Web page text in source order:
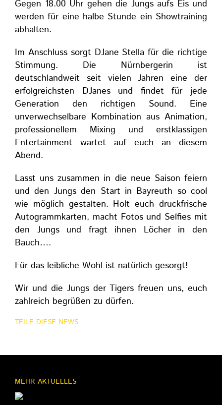
Gegen 18.00 Uhr gehen die Jungs aufs Eis und
werden für eine halbe Stunde ein Showtraining
abhalten.
Im Anschluss sorgt DJane Stella für die richtige
Stimmung. Die Nürnbergerin ist
deutschlandweit seit vielen Jahren eine der
erfolgreichsten DJanes und findet für jede
Generation den richtigen Sound. Eine
unverwechselbare Kombination aus Animation,
professionellem Mixing und erstklassigen
Entertainment wartet auf euch an diesem
Abend.
Lasst uns zusammen in die neue Saison feiern
und den Jungs den Start in Bayreuth so cool
wie möglich gestalten. Holt euch druckfrische
Autogrammkarten, macht Fotos und Selfies mit
den Jungs und fragt ihnen Löcher in den
Bauch….
Für das leibliche Wohl ist natürlich gesorgt!
Wir und die Jungs der Tigers freuen uns, euch
zahlreich begrüßen zu dürfen.
TEILE DIESE NEWS
MEHR AKTUELLES